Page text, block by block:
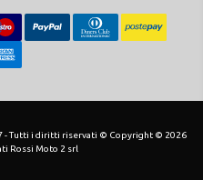
- Tutti i diritti riservati © Copyright © 2026
Rossi Moto 2 srl